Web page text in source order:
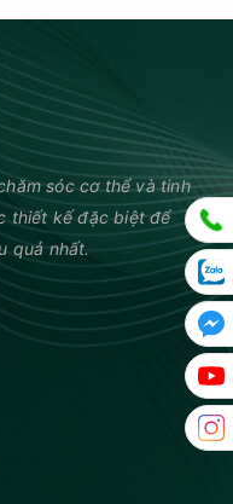
sóc cơ thể và tinh
thiết kế đặc biệt để
quả nhất.